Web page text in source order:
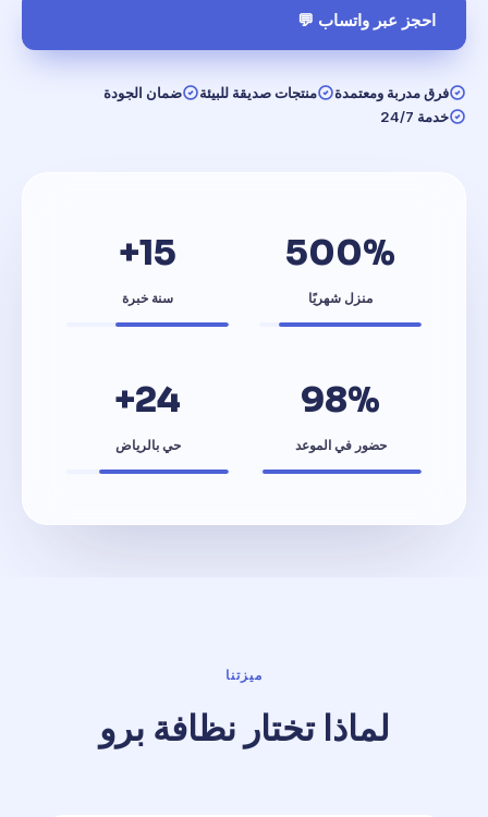
احجز عبر واتساب 💬
فرق مدربة ومعتمدة منتجات صديقة للبيئة
ضمان الجودة
خدمة 24/7
500%
منزل شهريًا
15+
سنة خبرة
98%
حضور في الموعد
24+
حي بالرياض
ميزتنا
لماذا تختار نظافة برو